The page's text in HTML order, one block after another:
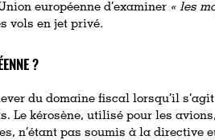
européenne d’examiner « les
vols en jet privé.
?
du domaine fiscal lorsqu’il s’agit
Le kérosène, utilisé pour les
n’étant pas soumis à la directive